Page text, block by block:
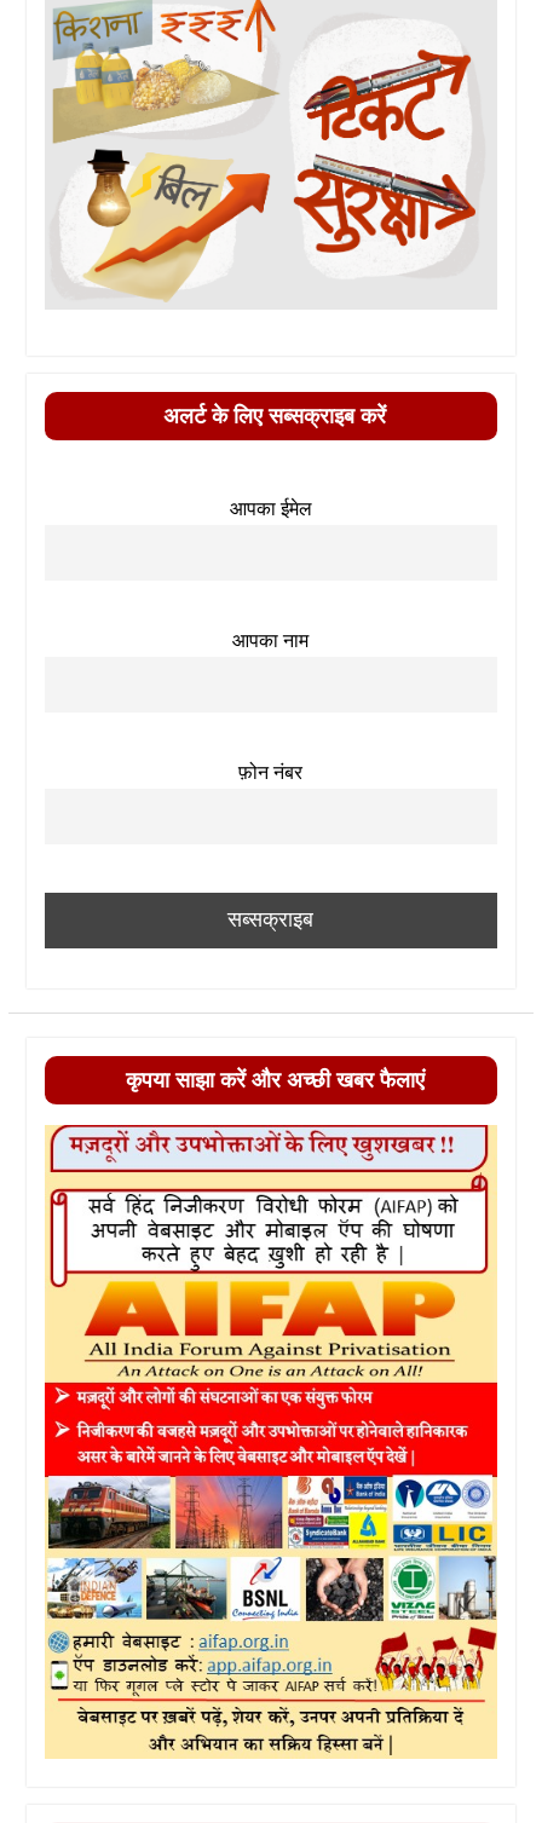
अलर्ट के लिए सब्सक्राइब करें
आपका ईमेल
आपका नाम
फ़ोन नंबर
कृपया साझा करें और अच्छी खबर फैलाएं